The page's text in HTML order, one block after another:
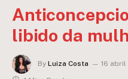
libido da
By Luiza Costa 16 abril